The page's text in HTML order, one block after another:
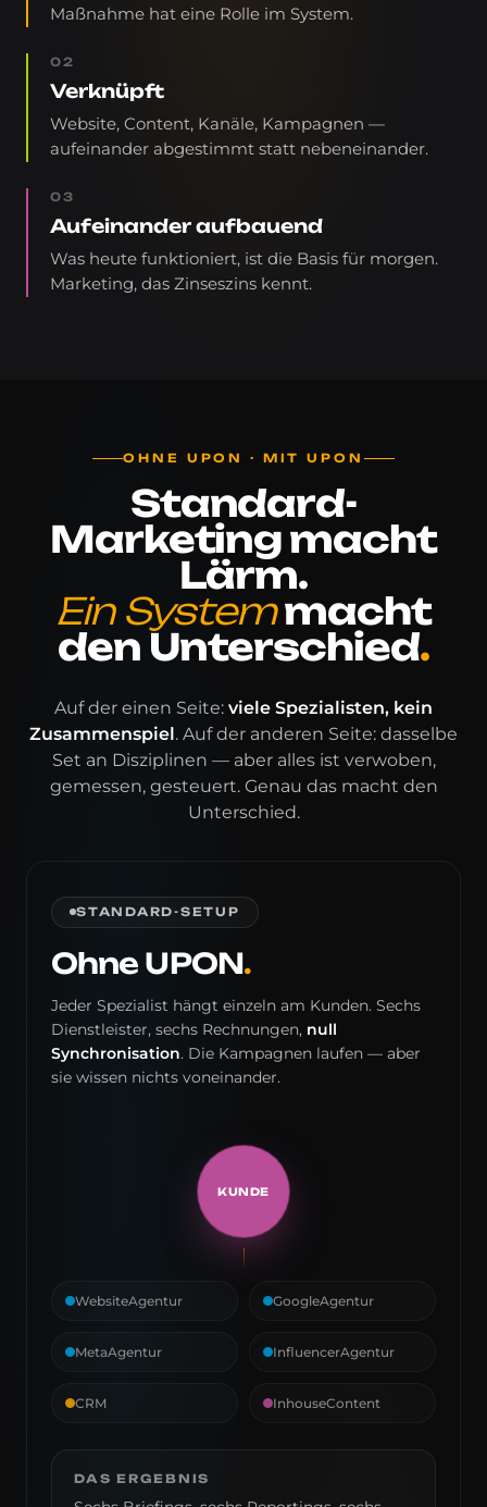
Maßnahme hat eine Rolle im System.
02
Verknüpft
Website, Content, Kanäle, Kampagnen —
aufeinander abgestimmt statt nebeneinander.
03
Aufeinander aufbauend
Was heute funktioniert, ist die Basis für morgen.
Marketing, das Zinseszins kennt.
OHNE UPON · MIT UPON
Standard-
Marketing macht
Lärm.
Ein Systemmacht
den Unterschied.
Auf der einen Seite: viele Spezialisten, kein
Zusammenspiel. Auf der anderen Seite: dasselbe
Set an Disziplinen — aber alles ist verwoben,
gemessen, gesteuert. Genau das macht den
Unterschied.
STANDARD-SETUP
Ohne UPON.
Jeder Spezialist hängt einzeln am Kunden. Sechs
Dienstleister, sechs Rechnungen, null
Synchronisation. Die Kampagnen laufen — aber
sie wissen nichts voneinander.
KUNDE
WebsiteAgentur GoogleAgentur
MetaAgentur InfluencerAgentur
CRM InhouseContent
DAS ERGEBNIS